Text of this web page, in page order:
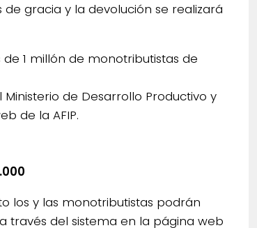
gracia y la devolución se realizará
1 millón de monotributistas de
de Desarrollo Productivo y
de la AFIP.
los y las monotributistas podrán
través del sistema en la página web